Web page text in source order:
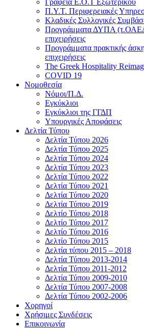
Γραφεία Ε.Ο.Τ Εξωτερικού
Π.Υ.Τ. Περιφερειακές
Κλαδικές Συλλογικές
Προγράμματα ΔΥΠΑ (τ.ΟΑΕΔ)
επιχειρήσεις
Προγράμματα πρακτικής
επιχειρήσεις
The Greek Hospitality
COVID 19
Νομοθεσία
Νόμοι/Π.Δ.
Εγκύκλιοι
Εγκύκλιοι της ΓΓΔΠ
Υπουργικές Αποφάσεις
Δελτία Τύπου
Δελτία Τύπου 2026
Δελτία Τύπου 2025
Δελτία Τύπου 2024
Δελτία Τύπου 2023
Δελτία Τύπου 2022
Δελτία Τύπου 2021
Δελτία Τύπου 2020
Δελτία Τύπου 2019
Δελτίο Τύπου 2018
Δελτίο Τύπου 2017
Δελτίο Τύπου 2016
Δελτίο Τύπου 2015
Δελτία τύπου 2015 – 2018
Δελτία Τύπου 2013-2014
Δελτία Τύπου 2011-2012
Δελτία Τύπου 2009-2010
Δελτία Τύπου 2007-2008
Δελτία Τύπου 2002-2006
Χορηγοί
Χρήσιμες Συνδέσεις
Επικοινωνία